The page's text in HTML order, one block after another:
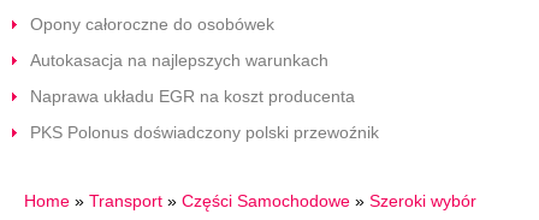
Opony całoroczne do osobówek
Autokasacja na najlepszych warunkach
Naprawa układu EGR na koszt producenta
PKS Polonus doświadczony polski przewoźnik
Home » Transport » Części Samochodowe » Szeroki wybór